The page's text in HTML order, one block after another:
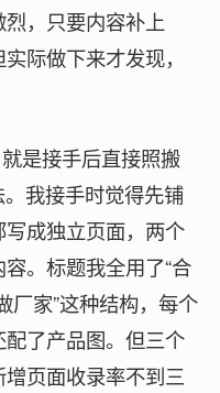
，只要内容补上
际做下来才发现，
是接手后直接照搬
我接手时觉得先铺
成独立页面，两个
。标题我全用了“合
厂家”这种结构，每个
了产品图。但三个
页面收录率不到三